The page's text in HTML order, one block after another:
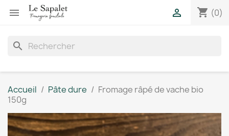
 shopping_cart (0)

search
Accueil Pâte dure
Fromage râpé de vache bio
150g